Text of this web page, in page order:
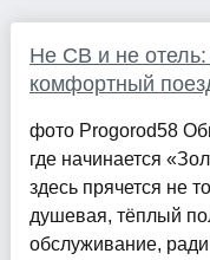
Не СВ и не отель:
комфортный
фото Progorod58
где начинается
здесь прячется не
душевая, тёплый
обслуживание, ради